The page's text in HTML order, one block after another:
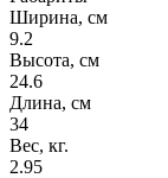
Ширина, см
9.2
Высота, см
24.6
Длина, см
34
Вес, кг.
2.95